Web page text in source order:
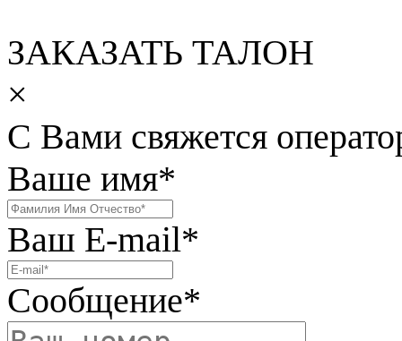
ЗАКАЗАТЬ ТАЛОН
×
С Вами свяжется
Ваше имя*
Ваш E-mail*
Сообщение*